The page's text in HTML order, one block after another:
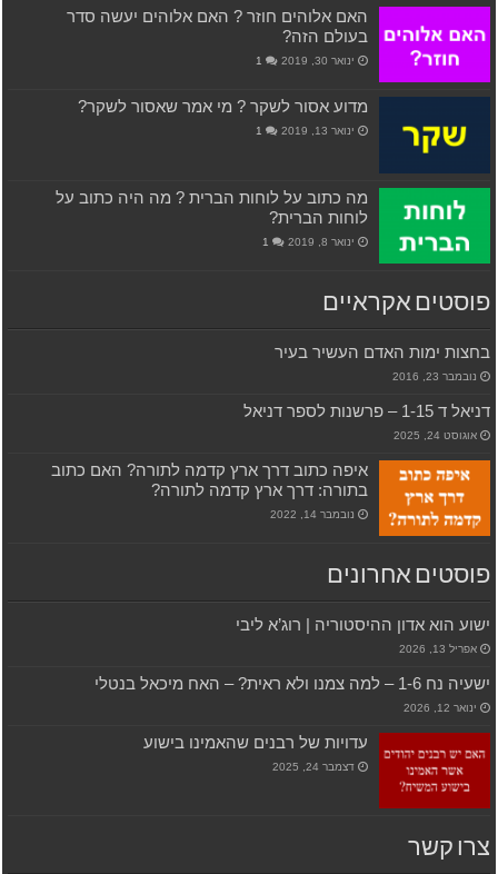
האם אלוהים חוזר ? האם אלוהים יעשה סדר
בעולם הזה?
ינואר 30, 2019 1
מדוע אסור לשקר ? מי אמר שאסור לשקר?
ינואר 13, 2019 1
מה כתוב על לוחות הברית ? מה היה כתוב על
לוחות הברית?
ינואר 8, 2019 1
פוסטים אקראיים
בחצות ימות האדם העשיר בעיר
נובמבר 23, 2016
דניאל ד 1-15 – פרשנות לספר דניאל
אוגוסט 24, 2025
איפה כתוב דרך ארץ קדמה לתורה? האם כתוב
בתורה: דרך ארץ קדמה לתורה?
נובמבר 14, 2022
פוסטים אחרונים
ישוע הוא אדון ההיסטוריה | רוג’א ליבי
אפריל 13, 2026
ישעיה נח 1-6 – למה צמנו ולא ראית? – האח מיכאל בנטלי
ינואר 12, 2026
עדויות של רבנים שהאמינו בישוע
דצמבר 24, 2025
צרו קשר